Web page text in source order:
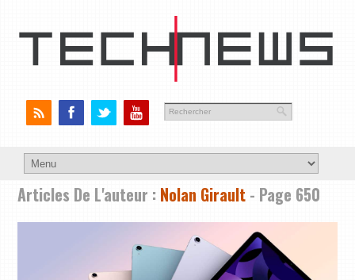
Articles De L'auteur : Nolan Girault - Page 650